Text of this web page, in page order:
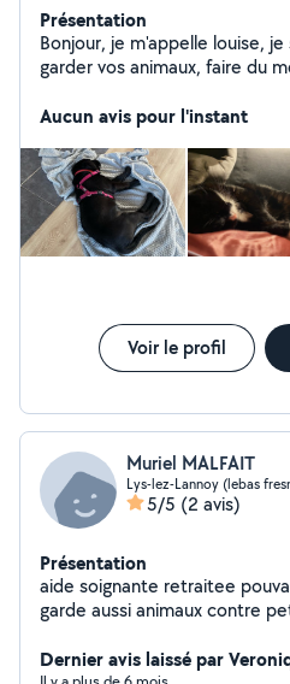
Présentation
Bonjour, je m'appelle louise,
garder vos animaux, faire du
Aucun avis pour l'instant
Voir le profil
Muriel MALFAIT
Lys-lez-Lannoy (lebas
5/5 (2 avis)
Présentation
aide soignante retraitee
garde aussi animaux contre
Dernier avis laissé par